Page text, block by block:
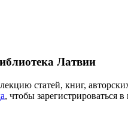
Латвии
статей, книг,
, чтобы зарегистрироваться в